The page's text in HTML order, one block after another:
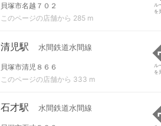
貝塚市名越７０２
このページの店舗から 285 m
ル
を
清児駅 水間鉄道水間線
貝塚市清児８６６
このページの店舗から 333 m
ル
を
石才駅 水間鉄道水間線